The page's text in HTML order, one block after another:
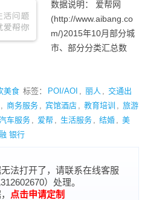
数据说明： 爱帮网
(http://www.aibang.co
m/)2015年10月部分城
市、部分分类汇总数
美食 标签： POI/AOI , 丽人 , 交通出
, 商务服务 , 宾馆酒店 , 教育培训 , 旅游
车服务 , 爱帮 , 生活服务 , 结婚 , 美
银行
法打开了，请联系在线客服
）处理。
点击申请定制